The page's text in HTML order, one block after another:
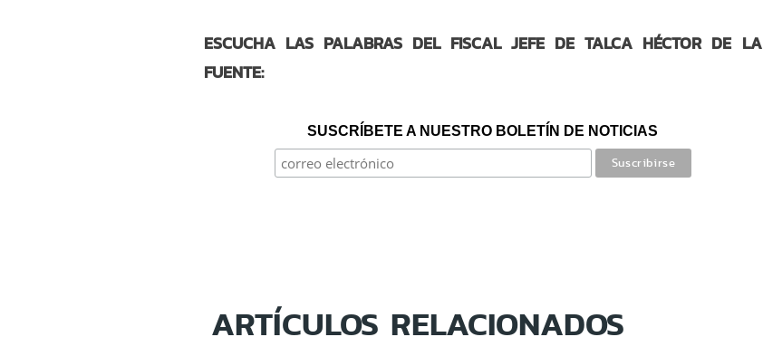
ESCUCHA LAS PALABRAS DEL FISCAL JEFE DE TALCA HÉCTOR DE LA
FUENTE:
SUSCRÍBETE A NUESTRO BOLETÍN DE NOTICIAS
ARTÍCULOS RELACIONADOS